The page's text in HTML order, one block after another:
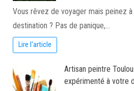
Vous rêvez de voyager mais peinez
destination ? Pas de panique,…
Lire l'article
Artisan peintre
expérimenté à votre